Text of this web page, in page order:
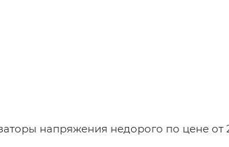
напряжения недорого по цене от